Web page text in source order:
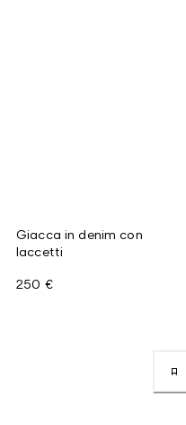
Giacca in denim con
laccetti
250 €